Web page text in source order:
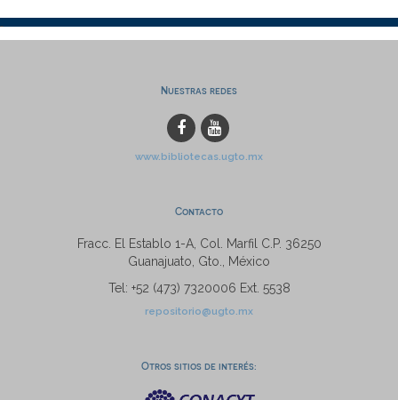
Nuestras redes
www.bibliotecas.ugto.mx
Contacto
Fracc. El Establo 1-A, Col. Marfil C.P. 36250
Guanajuato, Gto., México
Tel: +52 (473) 7320006 Ext. 5538
repositorio@ugto.mx
Otros sitios de interés: